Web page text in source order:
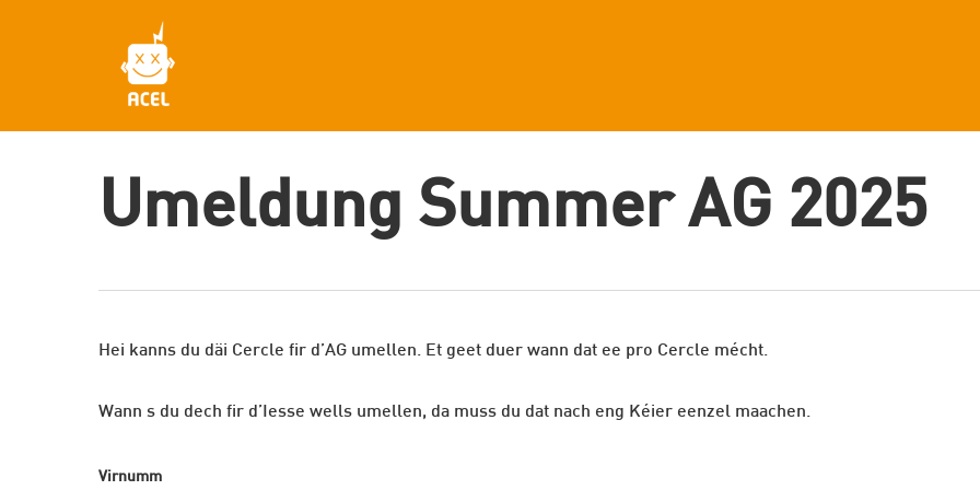
Umeldung Summer AG 2025
Hei kanns du däi Cercle fir d’AG umellen. Et geet duer wann dat ee pro Cercle mécht.
Wann s du dech fir d’Iesse wells umellen, da muss du dat nach eng Kéier eenzel maachen.
Virnumm